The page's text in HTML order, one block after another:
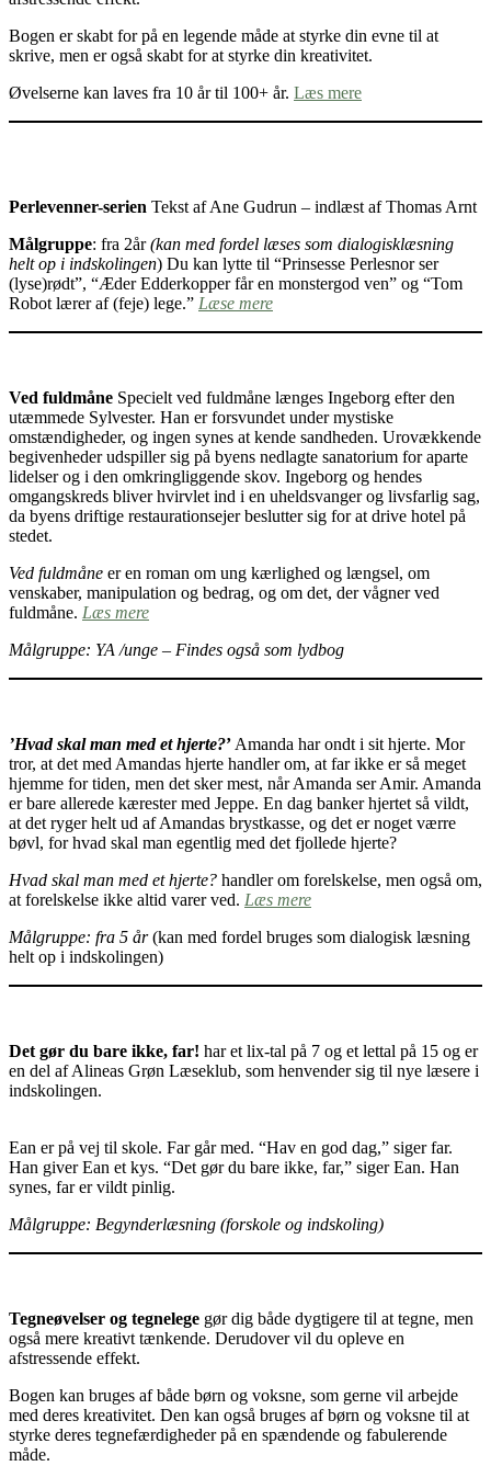
Bogen er skabt for på en legende måde at styrke din evne til at
skrive, men er også skabt for at styrke din kreativitet.
Øvelserne kan laves fra 10 år til 100+ år. Læs mere
Perlevenner-serien Tekst af Ane Gudrun – indlæst af Thomas Arnt
Målgruppe: fra 2år(kan med fordel læses som dialogisklæsning
helt op i indskolingen) Du kan lytte til “Prinsesse Perlesnor ser
(lyse)rødt”, “Æder Edderkopper får en monstergod ven” og “Tom
Robot lærer af (feje) lege.” Læse mere
Ved fuldmåne Specielt ved fuldmåne længes Ingeborg efter den
utæmmede Sylvester. Han er forsvundet under mystiske
omstændigheder, og ingen synes at kende sandheden. Urovækkende
begivenheder udspiller sig på byens nedlagte sanatorium for aparte
lidelser og i den omkringliggende skov. Ingeborg og hendes
omgangskreds bliver hvirvlet ind i en uheldsvanger og livsfarlig sag,
da byens driftige restaurationsejer beslutter sig for at drive hotel på
stedet.
Ved fuldmåne er en roman om ung kærlighed og længsel, om
venskaber, manipulation og bedrag, og om det, der vågner ved
fuldmåne. Læs mere
Målgruppe: YA /unge – Findes også som lydbog
’Hvad skal man med et hjerte?’ Amanda har ondt i sit hjerte. Mor
tror, at det med Amandas hjerte handler om, at far ikke er så meget
hjemme for tiden, men det sker mest, når Amanda ser Amir. Amanda
er bare allerede kærester med Jeppe. En dag banker hjertet så vildt,
at det ryger helt ud af Amandas brystkasse, og det er noget værre
bøvl, for hvad skal man egentlig med det fjollede hjerte?
Hvad skal man med et hjerte? handler om forelskelse, men også om,
at forelskelse ikke altid varer ved. Læs mere
Målgruppe: fra 5 år(kan med fordel bruges som dialogisk læsning
helt op i indskolingen)
Det gør du bare ikke, far! har et lix-tal på 7 og et lettal på 15 og er
en del af Alineas Grøn Læseklub, som henvender sig til nye læsere i
indskolingen.
Ean er på vej til skole. Far går med. “Hav en god dag,” siger far.
Han giver Ean et kys. “Det gør du bare ikke, far,” siger Ean. Han
synes, far er vildt pinlig.
Målgruppe: Begynderlæsning (forskole og indskoling)
Tegneøvelser og tegnelege gør dig både dygtigere til at tegne, men
også mere kreativt tænkende. Derudover vil du opleve en
afstressende effekt.
Bogen kan bruges af både børn og voksne, som gerne vil arbejde
med deres kreativitet. Den kan også bruges af børn og voksne til at
styrke deres tegnefærdigheder på en spændende og fabulerende
måde.